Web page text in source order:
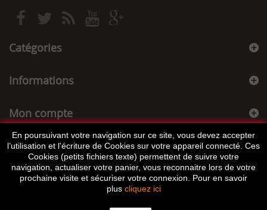
Catégories
Informations
Mon compte
Informations sur votre boutique
En poursuivant votre navigation sur ce site, vous devez accepter
l’utilisation et l'écriture de Cookies sur votre appareil connecté. Ces
Cookies (petits fichiers texte) permettent de suivre votre
navigation, actualiser votre panier, vous reconnaitre lors de votre
prochaine visite et sécuriser votre connexion. Pour en savoir
plus cliquez ici